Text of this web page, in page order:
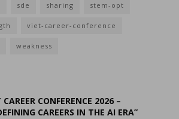
sde sharing stem-opt
viet-career-conference
weakness
CAREER CONFERENCE 2026 –
CAREERS IN THE AI ERA”